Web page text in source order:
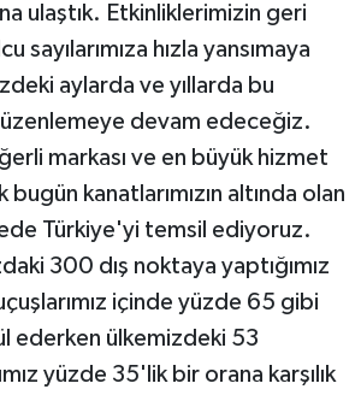
ulaştık. Etkinliklerimizin geri
sayılarımıza hızla yansımaya
aylarda ve yıllarda bu
devam edeceğiz.
markası ve en büyük hizmet
bugün kanatlarımızın altında olan
Türkiye'yi temsil ediyoruz.
300 dış noktaya yaptığımız
içinde yüzde 65 gibi
ederken ülkemizdeki 53
yüzde 35'lik bir orana karşılık